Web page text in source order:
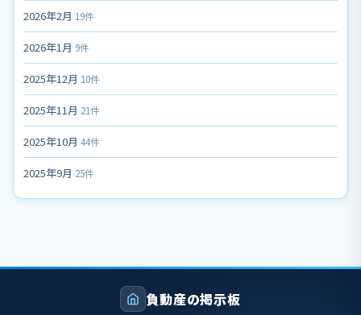
2026年2月 19件
2026年1月 9件
2025年12月 10件
2025年11月 21件
2025年10月 44件
2025年9月 25件
負動産の掲示板